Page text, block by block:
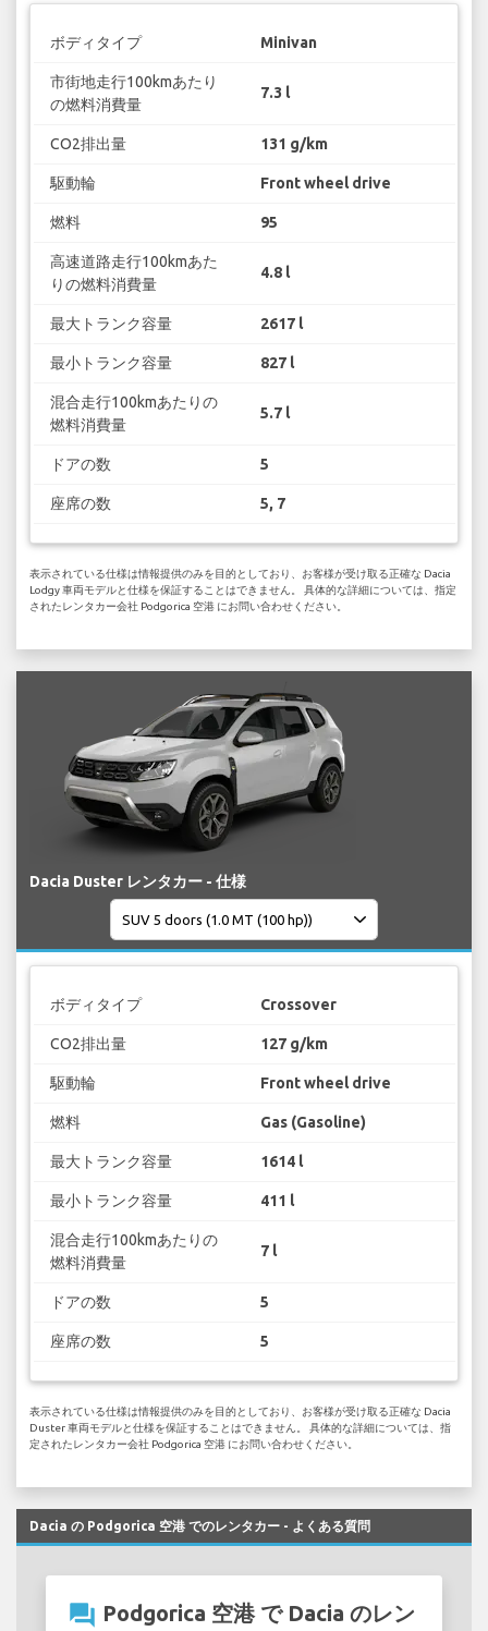
ボディタイプ Minivan
市街地走行100kmあたり
の燃料消費量
7.3 l
CO2排出量 131 g/km
駆動輪 Front wheel drive
燃料 95
高速道路走行100kmあた
りの燃料消費量
4.8 l
最大トランク容量 2617 l
最小トランク容量 827 l
混合走行100kmあたりの
燃料消費量
5.7 l
ドアの数 5
座席の数 5, 7
表示されている仕様は情報提供のみを目的としており、お客様が受け取る正確な Dacia
Lodgy 車両モデルと仕様を保証することはできません。 具体的な詳細については、指定
されたレンタカー会社 Podgorica 空港 にお問い合わせください。
Dacia Duster レンタカー - 仕様
ボディタイプ Crossover
CO2排出量 127 g/km
駆動輪 Front wheel drive
燃料 Gas (Gasoline)
最大トランク容量 1614 l
最小トランク容量 411 l
混合走行100kmあたりの
燃料消費量
7 l
ドアの数 5
座席の数 5
表示されている仕様は情報提供のみを目的としており、お客様が受け取る正確な Dacia
Duster 車両モデルと仕様を保証することはできません。 具体的な詳細については、指
定されたレンタカー会社 Podgorica 空港 にお問い合わせください。
Dacia の Podgorica 空港 でのレンタカー - よくある質問
question_answer Podgorica 空港 で Dacia のレン